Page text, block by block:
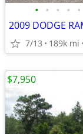
• • • • •
2009 DODGE
7/13 189k mi
$7,950